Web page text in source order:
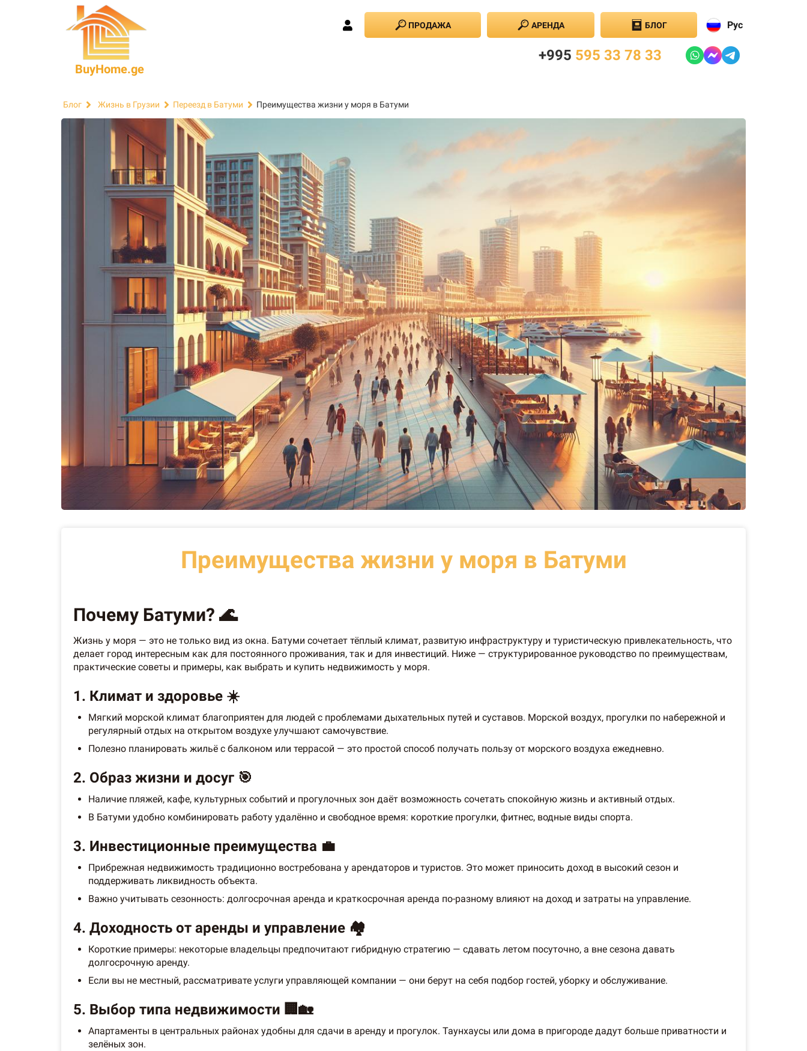
BuyHome.ge
ПРОДАЖА АРЕНДА БЛОГ Рус
+995 595 33 78 33
Блог Жизнь в Грузии Переезд в Батуми Преимущества жизни у моря в Батуми
Преимущества жизни у моря в Батуми
Почему Батуми? 🌊
Жизнь у моря — это не только вид из окна. Батуми сочетает тёплый климат, развитую инфраструктуру и туристическую привлекательность, что
делает город интересным как для постоянного проживания, так и для инвестиций. Ниже — структурированное руководство по преимуществам,
практические советы и примеры, как выбрать и купить недвижимость у моря.
1. Климат и здоровье ☀️
Мягкий морской климат благоприятен для людей с проблемами дыхательных путей и суставов. Морской воздух, прогулки по набережной и
регулярный отдых на открытом воздухе улучшают самочувствие.
Полезно планировать жильё с балконом или террасой — это простой способ получать пользу от морского воздуха ежедневно.
2. Образ жизни и досуг 🎯
Наличие пляжей, кафе, культурных событий и прогулочных зон даёт возможность сочетать спокойную жизнь и активный отдых.
В Батуми удобно комбинировать работу удалённо и свободное время: короткие прогулки, фитнес, водные виды спорта.
3. Инвестиционные преимущества 💼
Прибрежная недвижимость традиционно востребована у арендаторов и туристов. Это может приносить доход в высокий сезон и
поддерживать ликвидность объекта.
Важно учитывать сезонность: долгосрочная аренда и краткосрочная аренда по-разному влияют на доход и затраты на управление.
4. Доходность от аренды и управление 🏘️
Короткие примеры: некоторые владельцы предпочитают гибридную стратегию — сдавать летом посуточно, а вне сезона давать
долгосрочную аренду.
Если вы не местный, рассматривате услуги управляющей компании — они берут на себя подбор гостей, уборку и обслуживание.
5. Выбор типа недвижимости 🏢🏡
Апартаменты в центральных районах удобны для сдачи в аренду и прогулок. Таунхаусы или дома в пригороде дадут больше приватности и
зелёных зон.